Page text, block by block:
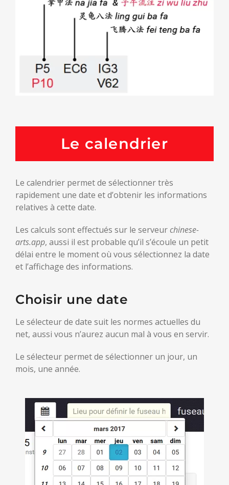
Le calendrier
Le calendrier permet de sélectionner très
rapidement une date et d’obtenir les informations
relatives à cette date.
Les calculs sont effectués sur le serveurchinese-
arts.app, aussi il est probable qu’il s’écoule un petit
délai entre le moment où vous sélectionnez la date
et l’affichage des informations.
Choisir une date
Le sélecteur de date suit les normes actuelles du
net, aussi vous n’aurez aucun mal à vous en servir.
Le sélecteur permet de sélectionner un jour, un
mois, une année.